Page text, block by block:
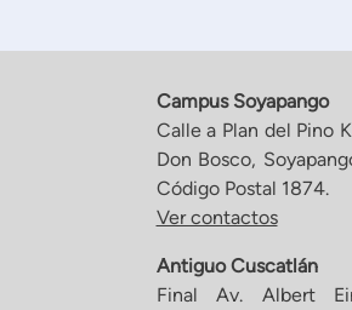
Campus Soyapango
Calle a Plan del Pino
Don Bosco,
Código Postal 1874.
Ver contactos
Antiguo Cuscatlán
Final Av. Albert